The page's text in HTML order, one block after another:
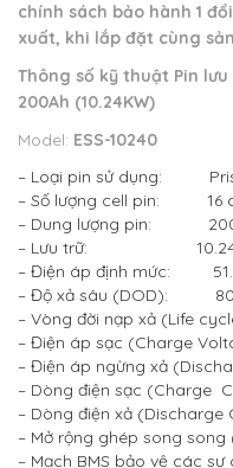
chính sách bảo hành 1
xuất, khi lắp đặt cùng
Thông số kỹ thuật Pin
200Ah (10.24KW)
Model: ESS-10240
– Loại pin sử dụng:
– Số lượng cell pin: 16
– Dung lượng pin:
– Lưu trữ:
– Điện áp định mức:
– Độ xả sâu (DOD):
– Vòng đời nạp xả (Life
– Điện áp sạc (Charge
– Điện áp ngừng xả
– Dòng điện sạc (Charge
– Dòng điện xả (Discharge
– Mở rộng ghép song song
– Mạch BMS bảo vệ các